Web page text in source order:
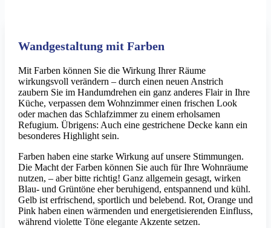
Wandgestaltung mit Farben
Mit Farben können Sie die Wirkung Ihrer Räume
wirkungsvoll verändern – durch einen neuen Anstrich
zaubern Sie im Handumdrehen ein ganz anderes Flair in Ihre
Küche, verpassen dem Wohnzimmer einen frischen Look
oder machen das Schlafzimmer zu einem erholsamen
Refugium. Übrigens: Auch eine gestrichene Decke kann ein
besonderes Highlight sein.
Farben haben eine starke Wirkung auf unsere Stimmungen.
Die Macht der Farben können Sie auch für Ihre Wohnräume
nutzen, – aber bitte richtig! Ganz allgemein gesagt, wirken
Blau- und Grüntöne eher beruhigend, entspannend und kühl.
Gelb ist erfrischend, sportlich und belebend. Rot, Orange und
Pink haben einen wärmenden und energetisierenden Einfluss,
während violette Töne elegante Akzente setzen.